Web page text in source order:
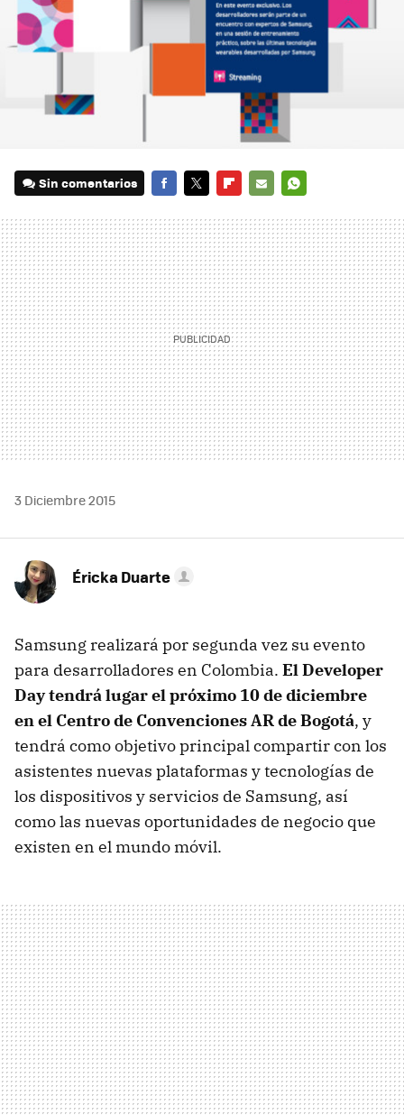
Sin comentarios
MAIL
3 Diciembre 2015
Éricka Duarte
Samsung realizará por segunda vez su evento
para desarrolladores en Colombia. El Developer
Day tendrá lugar el próximo 10 de diciembre
en el Centro de Convenciones AR de Bogotá, y
tendrá como objetivo principal compartir con los
asistentes nuevas plataformas y tecnologías de
los dispositivos y servicios de Samsung, así
como las nuevas oportunidades de negocio que
existen en el mundo móvil.